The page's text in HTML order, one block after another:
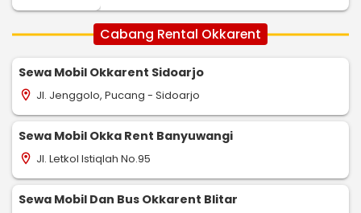
Cabang Rental Okkarent
Sewa Mobil Okkarent Sidoarjo
location_on Jl. Jenggolo, Pucang - Sidoarjo
Sewa Mobil Okka Rent Banyuwangi
location_on Jl. Letkol Istiqlah No.95
Sewa Mobil Dan Bus Okkarent Blitar